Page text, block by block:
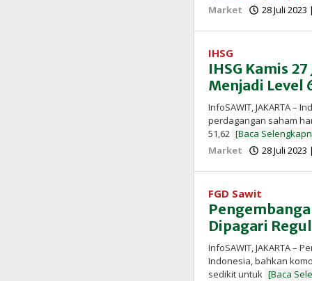
Market
28 Juli 2023
IHSG
IHSG Kamis
Menjadi Level
InfoSAWIT, JAKARTA –
perdagangan saham
51,62 [Baca
Market
28 Juli 2023
FGD Sawit
Dipagari
InfoSAWIT, JAKARTA –
Indonesia, bahkan
sedikit untuk [Baca